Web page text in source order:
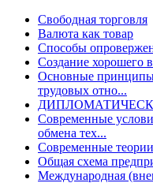
Свободная торговля
Валюта как товар
Способы
Создание хорошего
Основные принципы
трудовых отно...
Современные
обмена тех...
Современные
Общая схема
Международная